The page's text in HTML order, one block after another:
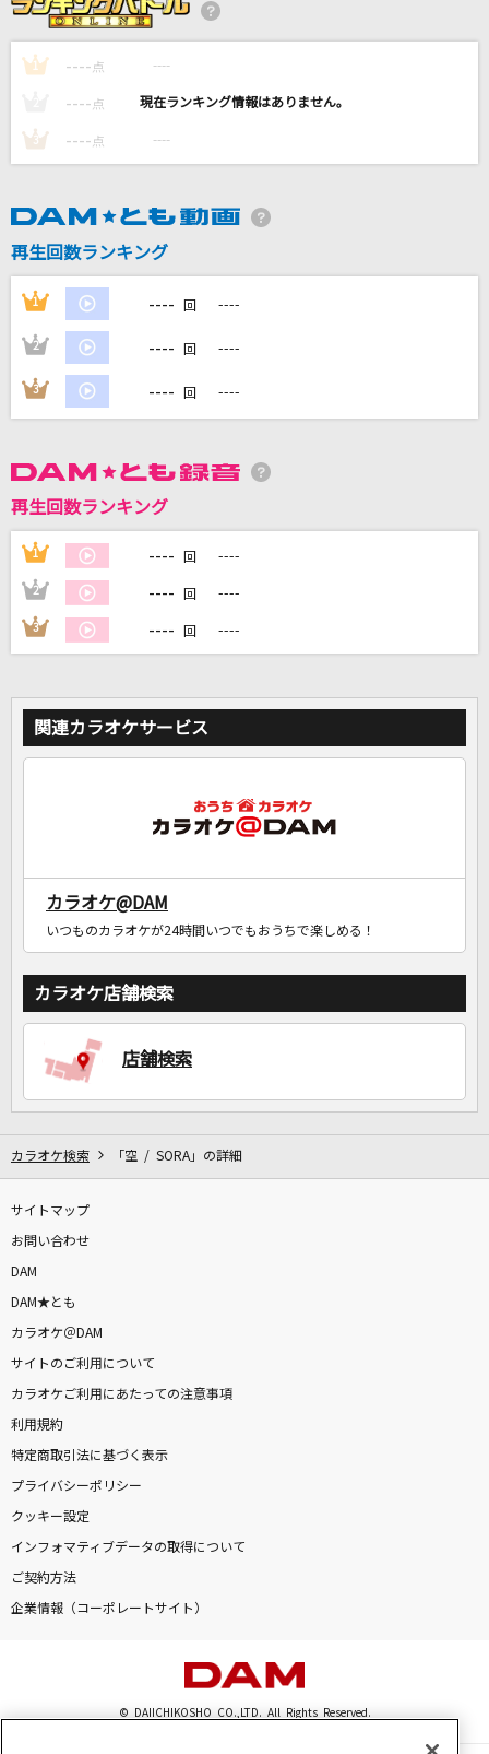
Mr.Children
Always Remember Us This Way [オールウェ
を忘れない]
Lady Gaga
DAMの新曲・ランキングなど
DAMに会員登録・ログインして
自宅でカラオケ歌い放題！
家族や友達と一緒に！練習にも！
1 ---- 点 ----
---- 点 ----
3 ---- 点 ----
再生回数ランキング
1 ---- 回 ----
2 ---- 回 ----
3 ---- 回 ----
再生回数ランキング
1 ---- 回 ----
2 ---- 回 ----
3 ---- 回 ----
関連カラオケサービス
カラオケ@DAM
いつものカラオケが24時間いつでもおうちで楽しめる！
カラオケ店舗検索
店舗検索
カラオケ検索 「空 / SORA」の詳細
サイトマップ
お問い合わせ
DAM
DAM★とも
カラオケ＠DAM
サイトのご利用について
カラオケご利用にあたっての注意事項
利用規約
特定商取引法に基づく表示
プライバシーポリシー
クッキー設定
インフォマティブデータの取得について
ご契約方法
企業情報（コーポレートサイト）
© DAIICHIKOSHO CO.,LTD. All Rights Reserved.